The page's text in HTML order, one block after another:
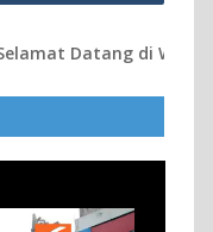
Datang di Website